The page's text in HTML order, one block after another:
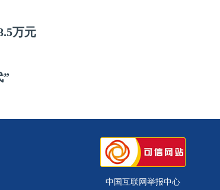
万元
”
中国互联网举报中心